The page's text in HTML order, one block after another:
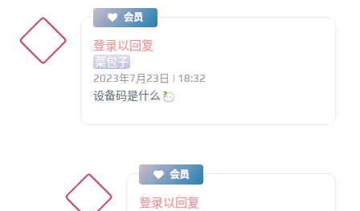
会员
登录以回复
菜包子
2023年7月23日 | 18:32
设备码是什么
会员
登录以回复